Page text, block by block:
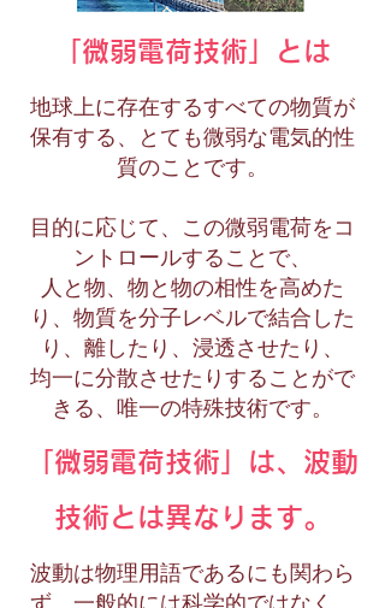
「微弱電荷技術」とは
地球上に存在するすべての物質が
保有する、とても微弱な電気的性
質のことです。
目的に応じて、この微弱電荷をコ
ントロールすることで、
人と物、物と物の相性を高めた
り、物質を分子レベルで結合した
り、離したり、浸透させたり、
均一に分散させたりすることがで
きる、唯一の特殊技術です。
「微弱電荷技術」は、波動
技術とは異なります。
波動は物理用語であるにも関わら
ず、一般的には科学的ではなく、